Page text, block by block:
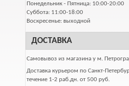
Понедельник - Пятница: 10:00-20:00
Суббота: 11:00-18:00
Воскресенье: выходной
ДОСТАВКА
Самовывоз из магазина у м.
Доставка курьером по Санкт-
течение 1-2 раб.дн. от 500 руб.